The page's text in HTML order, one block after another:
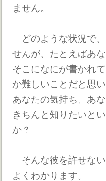
ません。
どのような状況で
せんが、たとえばあ
そこになにが書かれ
か難しいことだと思
あなたの気持ち、あ
きちんと知りたいと
か？
そんな彼を許せな
よくわかります。